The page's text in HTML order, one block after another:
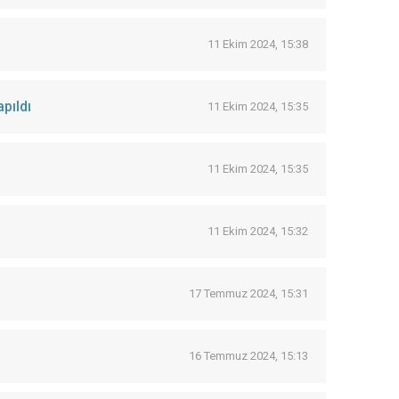
11 Ekim 2024, 15:38
11 Ekim 2024, 15:35
11 Ekim 2024, 15:35
11 Ekim 2024, 15:32
17 Temmuz 2024, 15:31
16 Temmuz 2024, 15:13